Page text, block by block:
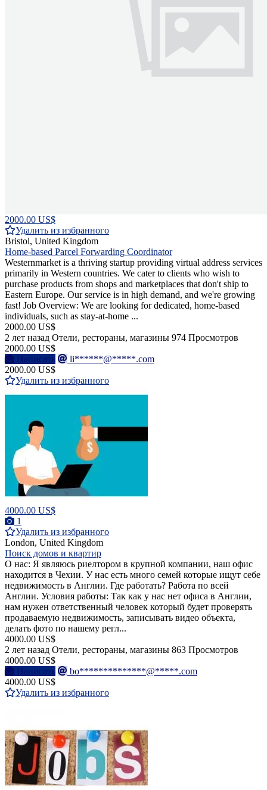
2000.00 US$
Удалить из избранного
Bristol, United Kingdom
Home-based Parcel Forwarding Coordinator
Westernmarket is a thriving startup providing virtual address services
primarily in Western countries. We cater to clients who wish to
purchase products from shops and marketplaces that don't ship to
Eastern Europe. Our service is in high demand, and we're growing
fast! Job Overview: We are looking for dedicated, home-based
individuals, such as stay-at-home ...
2000.00 US$
2 лет назад Отели, рестораны, магазины 974 Просмотров
2000.00 US$
Написать
li******@*****.com
2000.00 US$
Удалить из избранного
4000.00 US$
1
Удалить из избранного
London, United Kingdom
Поиск домов и квартир
О нас: Я являюсь риелтором в крупной компании, наш офис
находится в Чехии. У нас есть много семей которые ищут себе
недвижимость в Англии. Где работать? Работа по всей
Англии. Условия работы: Так как у нас нет офиса в Англии,
нам нужен ответственный человек который будет проверять
продаваемую недвижимость, записывать видео объекта,
делать фото по нашему регл...
4000.00 US$
2 лет назад Отели, рестораны, магазины 863 Просмотров
4000.00 US$
Написать
bo**************@*****.com
4000.00 US$
Удалить из избранного